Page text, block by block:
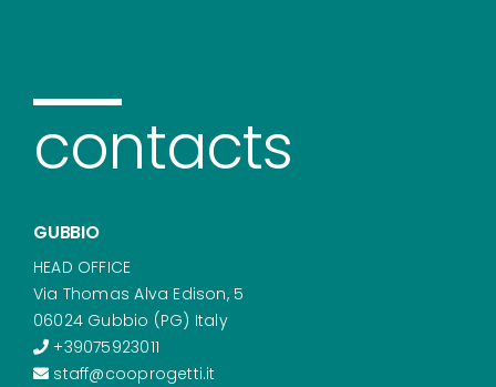
contacts
GUBBIO
HEAD OFFICE
Via Thomas Alva Edison, 5
06024 Gubbio (PG) Italy
+39075923011
staff@cooprogetti.it